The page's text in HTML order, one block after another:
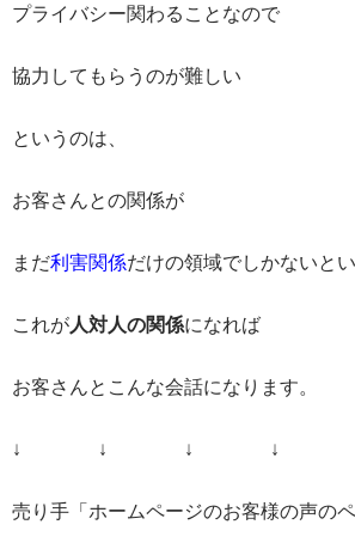
プライバシー関わることなので
協力してもらうのが難しい
というのは、
お客さんとの関係が
まだ利害関係だけの領域でしかないとい
これが人対人の関係になれば
お客さんとこんな会話になります。
↓ ↓ ↓ ↓
売り手「ホームページのお客様の声の